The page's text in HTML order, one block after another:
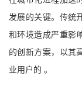
发展的关键。传统
和环境造成严重影
的创新方案，以其
业用户的 。